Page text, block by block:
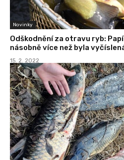
Novinky
Odškodnění za otravu ryb:
násobně více než byla
15. 2. 2022